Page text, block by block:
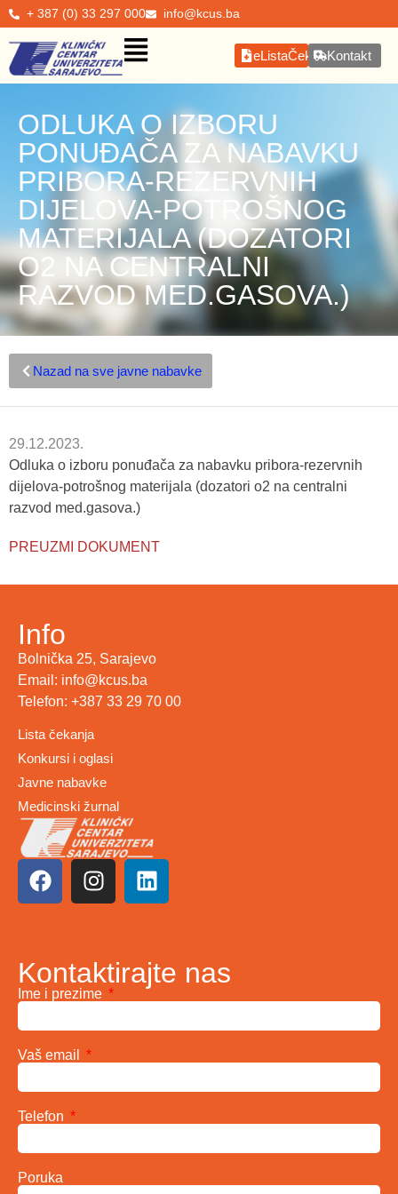
+ 387 (0) 33 297 000 info@kcus.ba
eListaČekanjaKontakt
ODLUKA O IZBORU
PONUĐAČA ZA NABAVKU
PRIBORA-REZERVNIH
DIJELOVA-POTROŠNOG
MATERIJALA (DOZATORI
O2 NA CENTRALNI
RAZVOD MED.GASOVA.)
Nazad na sve javne nabavke
29.12.2023.
Odluka o izboru ponuđača za nabavku pribora-rezervnih
dijelova-potrošnog materijala (dozatori o2 na centralni
razvod med.gasova.)
PREUZMI DOKUMENT
Info
Bolnička 25, Sarajevo
Email: info@kcus.ba
Telefon: +387 33 29 70 00
Lista čekanja
Konkursi i oglasi
Javne nabavke
Medicinski žurnal
Kontaktirajte nas
Ime i prezime
Vaš email
Telefon
Poruka